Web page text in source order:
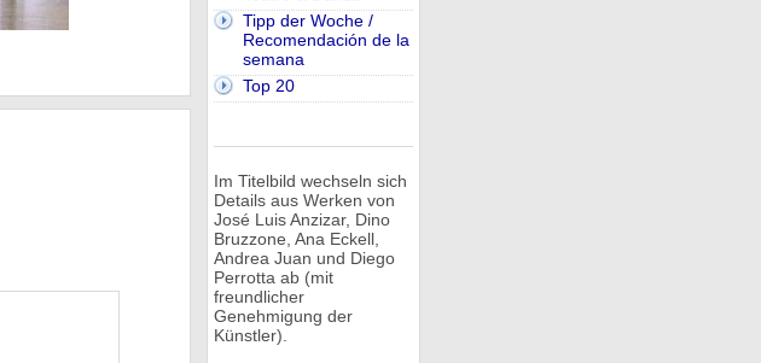
Tipp der Woche /
Recomendación de la
semana
Top 20
Im Titelbild wechseln sich
Details aus Werken von
José Luis Anzizar, Dino
Bruzzone, Ana Eckell,
Andrea Juan und Diego
Perrotta ab (mit
freundlicher
Genehmigung der
Künstler).